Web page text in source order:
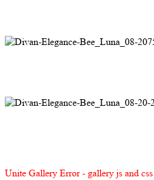
Unite Gallery Error - gallery js and